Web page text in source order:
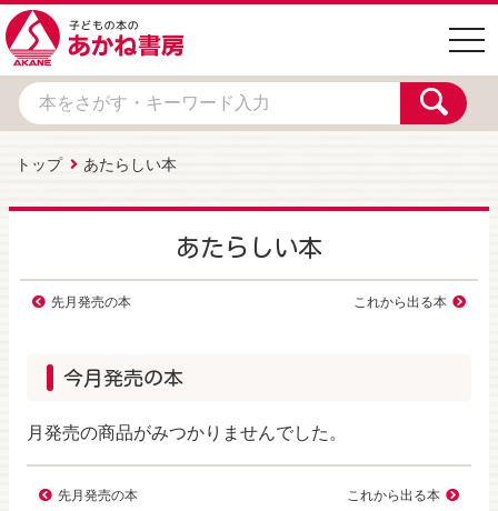
トップ あたらしい本
あたらしい本
先月発売の本 これから出る本
今月発売の本
月発売の商品がみつかりませんでした。
先月発売の本 これから出る本